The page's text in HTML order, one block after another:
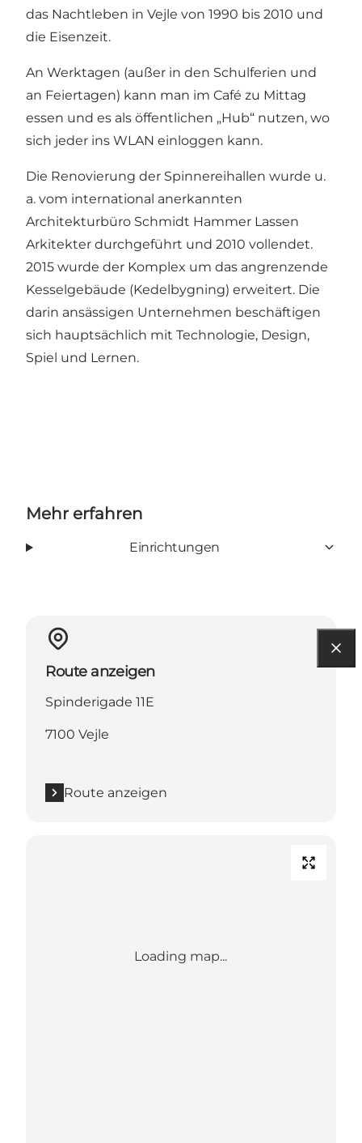
das Nachtleben in Vejle von 1990 bis 2010 und
die Eisenzeit.
An Werktagen (außer in den Schulferien und
an Feiertagen) kann man im Café zu Mittag
essen und es als öffentlichen „Hub“ nutzen, wo
sich jeder ins WLAN einloggen kann.
Die Renovierung der Spinnereihallen wurde u.
a. vom international anerkannten
Architekturbüro Schmidt Hammer Lassen
Arkitekter durchgeführt und 2010 vollendet.
2015 wurde der Komplex um das angrenzende
Kesselgebäude (Kedelbygning) erweitert. Die
darin ansässigen Unternehmen beschäftigen
sich hauptsächlich mit Technologie, Design,
Spiel und Lernen.
Mehr erfahren
Einrichtungen
Route anzeigen
Spinderigade 11E
7100 Vejle
Route anzeigen
Loading map...